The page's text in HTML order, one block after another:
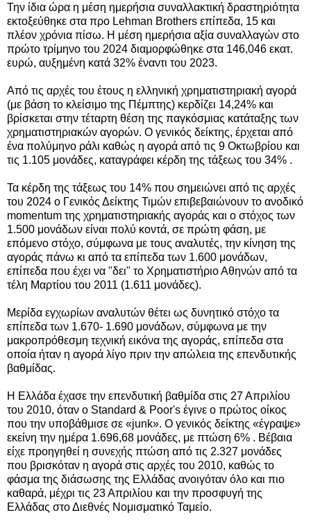
Την ίδια ώρα η μέση ημερήσια συναλλακτική δραστηριότητα
εκτοξεύθηκε στα προ Lehman Brothers επίπεδα, 15 και
πλέον χρόνια πίσω. Η μέση ημερήσια αξία συναλλαγών στο
πρώτο τρίμηνο του 2024 διαμορφώθηκε στα 146,046 εκατ.
ευρώ, αυξημένη κατά 32% έναντι του 2023.
Από τις αρχές του έτους η ελληνική χρηματιστηριακή αγορά
(με βάση το κλείσιμο της Πέμπτης) κερδίζει 14,24% και
βρίσκεται στην τέταρτη θέση της παγκόσμιας κατάταξης των
χρηματιστηριακών αγορών. Ο γενικός δείκτης, έρχεται από
ένα πολύμηνο ράλι καθώς η αγορά από τις 9 Οκτωβρίου και
τις 1.105 μονάδες, καταγράφει κέρδη της τάξεως του 34% .
Τα κέρδη της τάξεως του 14% που σημειώνει από τις αρχές
του 2024 ο Γενικός Δείκτης Τιμών επιβεβαιώνουν το ανοδικό
momentum της χρηματιστηριακής αγοράς και ο στόχος των
1.500 μονάδων είναι πολύ κοντά, σε πρώτη φάση, με
επόμενο στόχο, σύμφωνα με τους αναλυτές, την κίνηση της
αγοράς πάνω κι από τα επίπεδα των 1.600 μονάδων,
επίπεδα που έχει να "δει" το Χρηματιστήριο Αθηνών από τα
τέλη Μαρτίου του 2011 (1.611 μονάδες).
Μερίδα εγχωρίων αναλυτών θέτει ως δυνητικό στόχο τα
επίπεδα των 1.670- 1.690 μονάδων, σύμφωνα με την
μακροπρόθεσμη τεχνική εικόνα της αγοράς, επίπεδα στα
οποία ήταν η αγορά λίγο πριν την απώλεια της επενδυτικής
βαθμίδας.
Η Ελλάδα έχασε την επενδυτική βαθμίδα στις 27 Απριλίου
του 2010, όταν ο Standard & Poor's έγινε ο πρώτος οίκος
που την υποβάθμισε σε «junk». Ο γενικός δείκτης «έγραψε»
εκείνη την ημέρα 1.696,68 μονάδες, με πτώση 6% . Βέβαια
είχε προηγηθεί η συνεχής πτώση από τις 2.327 μονάδες
που βρισκόταν η αγορά στις αρχές του 2010, καθώς το
φάσμα της διάσωσης της Ελλάδας ανοιγόταν όλο και πιο
καθαρά, μέχρι τις 23 Απριλίου και την προσφυγή της
Ελλάδας στο Διεθνές Νομισματικό Ταμείο.